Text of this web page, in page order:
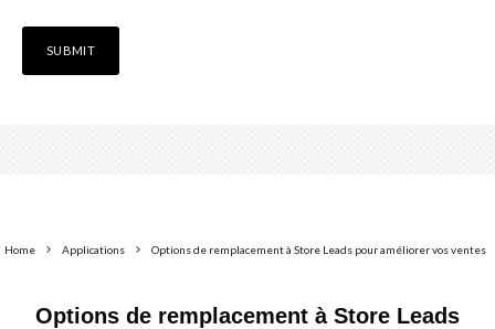
Home Applications Options de remplacement à Store Leads pour améliorer vos ventes
Options de remplacement à Store Leads